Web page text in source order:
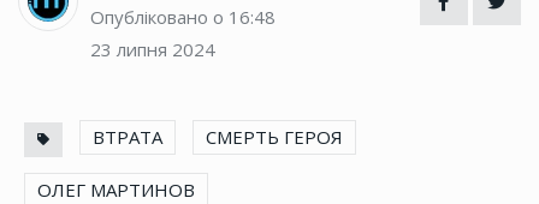
Опубліковано о 16:48
23 липня 2024
ВТРАТА СМЕРТЬ ГЕРОЯ
ОЛЕГ МАРТИНОВ